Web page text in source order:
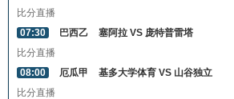
比分直播
07:30
巴西乙
塞阿拉 VS 庞特普雷塔
比分直播
08:00
厄瓜甲
基多大学体育 VS 山谷独立
比分直播